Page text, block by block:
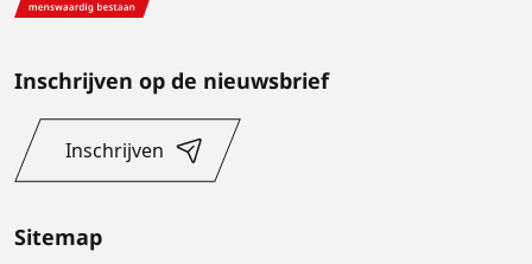
Inschrijven op de nieuwsbrief
Inschrijven
Sitemap